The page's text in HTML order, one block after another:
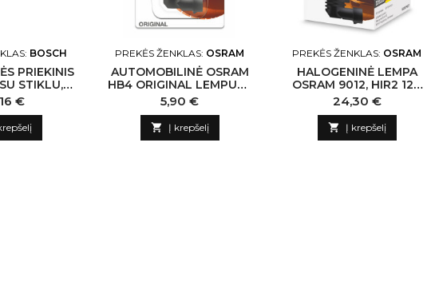
BOSCH
PRIEKINIS
STIKLU,
20
€
PREKĖS ŽENKLAS: OSRAM
AUTOMOBILINĖ OSRAM
HB4 ORIGINAL LEMPUTĖ
12V, 51W
Kaina
5,90 €
 Į krepšelį
PREKĖS ŽENKLAS: OSRAM
HALOGENINĖ LEMPA
OSRAM 9012, HIR2 12V
55W PX20D
Kaina
24,30 €
 Į krepšelį